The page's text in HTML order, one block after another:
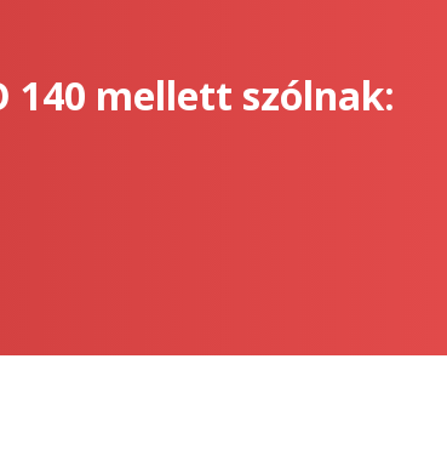
140 mellett szólnak: